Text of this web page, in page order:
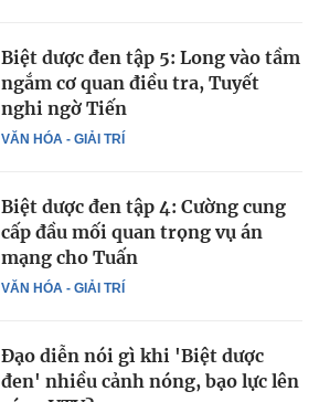
VĂN HÓA - GIẢI TRÍ
Biệt dược đen tập 5: Long vào tầm
ngắm cơ quan điều tra, Tuyết
nghi ngờ Tiến
VĂN HÓA - GIẢI TRÍ
Biệt dược đen tập 4: Cường cung
cấp đầu mối quan trọng vụ án
mạng cho Tuấn
Đạo diễn nói gì khi 'Biệt dược
đen' nhiều cảnh nóng, bạo lực lên